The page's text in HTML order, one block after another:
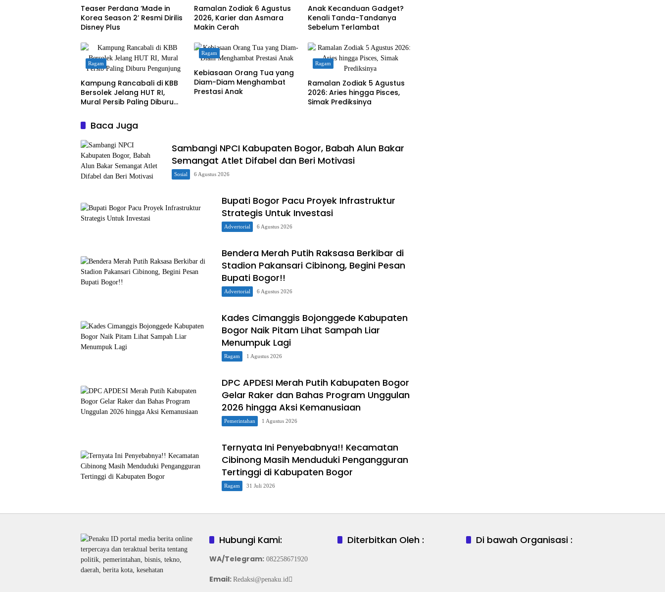
Teaser Perdana ‘Made in
Korea Season 2’ Resmi Dirilis
Disney Plus
Ramalan Zodiak 6 Agustus
2026, Karier dan Asmara
Makin Cerah
Anak Kecanduan Gadget?
Kenali Tanda-Tandanya
Sebelum Terlambat
Ragam
Kampung Rancabali di KBB
Bersolek Jelang HUT RI,
Mural Persib Paling Diburu
Ragam
Kebiasaan Orang Tua yang
Diam-Diam Menghambat
Prestasi Anak
Ragam
Ramalan Zodiak 5 Agustus
2026: Aries hingga Pisces,
Simak Prediksinya
Baca Juga
Sambangi NPCI Kabupaten Bogor, Babah Alun Bakar
Semangat Atlet Difabel dan Beri Motivasi
Sosial 6 Agustus 2026
Bupati Bogor Pacu Proyek Infrastruktur
Strategis Untuk Investasi
Advertorial 6 Agustus 2026
Bendera Merah Putih Raksasa Berkibar di
Stadion Pakansari Cibinong, Begini Pesan
Bupati Bogor!!
Advertorial 6 Agustus 2026
Kades Cimanggis Bojonggede Kabupaten
Bogor Naik Pitam Lihat Sampah Liar
Menumpuk Lagi
Ragam 1 Agustus 2026
DPC APDESI Merah Putih Kabupaten Bogor
Gelar Raker dan Bahas Program Unggulan
2026 hingga Aksi Kemanusiaan
Pemerintahan 1 Agustus 2026
Ternyata Ini Penyebabnya!! Kecamatan
Cibinong Masih Menduduki Pengangguran
Tertinggi di Kabupaten Bogor
Ragam 31 Juli 2026
Hubungi Kami:
WA/Telegram:082258671920
Email: Redaksi@penaku.id
Diterbitkan Oleh : Di bawah Organisasi :